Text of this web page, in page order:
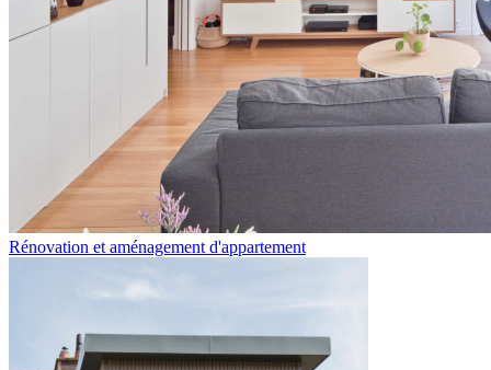
Rénovation et aménagement d'appartement